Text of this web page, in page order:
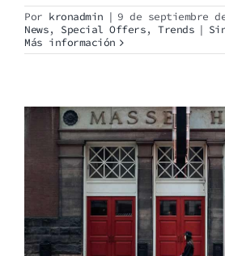
Por kronadmin | 9 de septiembre
News, Special Offers, Trends |
Más información